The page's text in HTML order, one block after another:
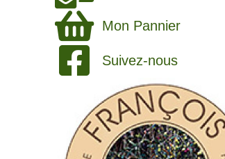
Mon Pannier
Suivez-nous